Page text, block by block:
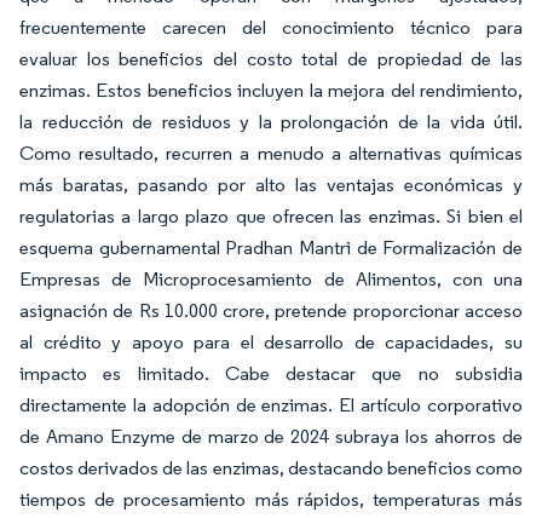
frecuentemente carecen del conocimiento técnico para
evaluar los beneficios del costo total de propiedad de las
enzimas. Estos beneficios incluyen la mejora del rendimiento,
la reducción de residuos y la prolongación de la vida útil.
Como resultado, recurren a menudo a alternativas químicas
más baratas, pasando por alto las ventajas económicas y
regulatorias a largo plazo que ofrecen las enzimas. Si bien el
esquema gubernamental Pradhan Mantri de Formalización de
Empresas de Microprocesamiento de Alimentos, con una
asignación de Rs 10.000 crore, pretende proporcionar acceso
al crédito y apoyo para el desarrollo de capacidades, su
impacto es limitado. Cabe destacar que no subsidia
directamente la adopción de enzimas. El artículo corporativo
de Amano Enzyme de marzo de 2024 subraya los ahorros de
costos derivados de las enzimas, destacando beneficios como
tiempos de procesamiento más rápidos, temperaturas más